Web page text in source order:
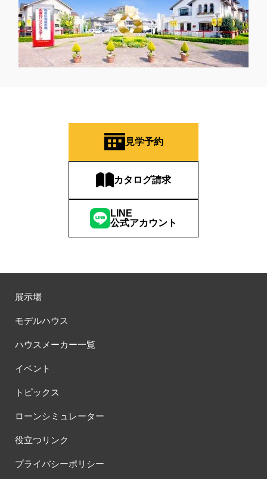
見学予約
カタログ請求
LINE
公式アカウント
展示場
モデルハウス
ハウスメーカー一覧
イベント
トピックス
ローンシミュレーター
役立つリンク
プライバシーポリシー